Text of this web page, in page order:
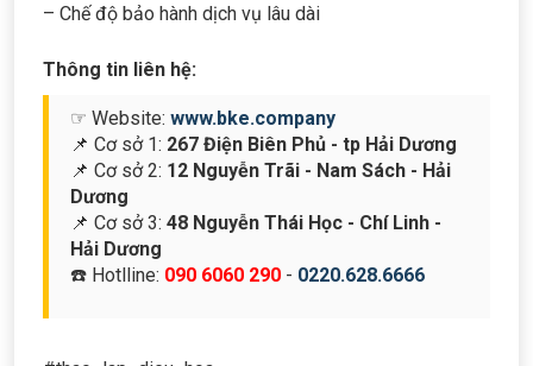
– Chế độ bảo hành dịch vụ lâu dài
Thông tin liên hệ:
☞ Website: www.bke.company
📌 Cơ sở 1: 267 Điện Biên Phủ - tp Hải Dương
📌 Cơ sở 2: 12 Nguyễn Trãi - Nam Sách - Hải
Dương
📌 Cơ sở 3: 48 Nguyễn Thái Học - Chí Linh -
Hải Dương
☎️ Hotlline: 090 6060 290 - 0220.628.6666